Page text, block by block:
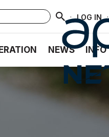
· LOG IN ·
NEWS INFO